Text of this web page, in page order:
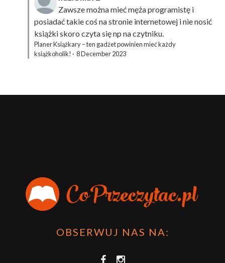
Zawsze można mieć męża programistę i
posiadać takie coś na stronie internetowej i nie nosić
książki skoro czyta się np na czytniku.
Planer Książkary – ten gadżet powinien mieć każdy
książkoholik! · 8 December 2023
OBSERWUJ NAS NA: